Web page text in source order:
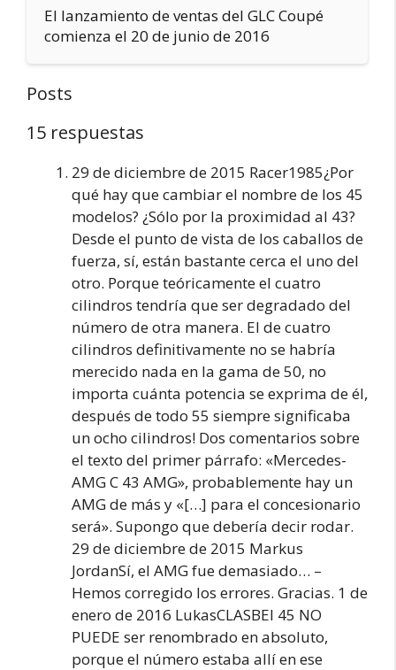
El lanzamiento de ventas del GLC Coupé
comienza el 20 de junio de 2016
Posts
15 respuestas
29 de diciembre de 2015 Racer1985¿Por
qué hay que cambiar el nombre de los 45
modelos? ¿Sólo por la proximidad al 43?
Desde el punto de vista de los caballos de
fuerza, sí, están bastante cerca el uno del
otro. Porque teóricamente el cuatro
cilindros tendría que ser degradado del
número de otra manera. El de cuatro
cilindros definitivamente no se habría
merecido nada en la gama de 50, no
importa cuánta potencia se exprima de él,
después de todo 55 siempre significaba
un ocho cilindros! Dos comentarios sobre
el texto del primer párrafo: «Mercedes-
AMG C 43 AMG», probablemente hay un
AMG de más y «[…] para el concesionario
será». Supongo que debería decir rodar.
29 de diciembre de 2015 Markus
JordanSí, el AMG fue demasiado… –
Hemos corregido los errores. Gracias. 1 de
enero de 2016 LukasCLASBEl 45 NO
PUEDE ser renombrado en absoluto,
porque el número estaba allí en ese